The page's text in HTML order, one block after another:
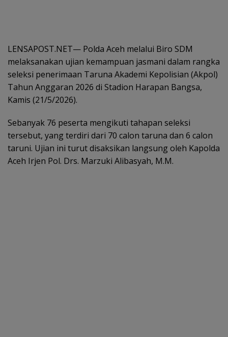
LENSAPOST.NET— Polda Aceh melalui Biro SDM
melaksanakan ujian kemampuan jasmani dalam rangka
seleksi penerimaan Taruna Akademi Kepolisian (Akpol)
Tahun Anggaran 2026 di Stadion Harapan Bangsa,
Kamis (21/5/2026).
Sebanyak 76 peserta mengikuti tahapan seleksi
tersebut, yang terdiri dari 70 calon taruna dan 6 calon
taruni. Ujian ini turut disaksikan langsung oleh Kapolda
Aceh Irjen Pol. Drs. Marzuki Alibasyah, M.M.